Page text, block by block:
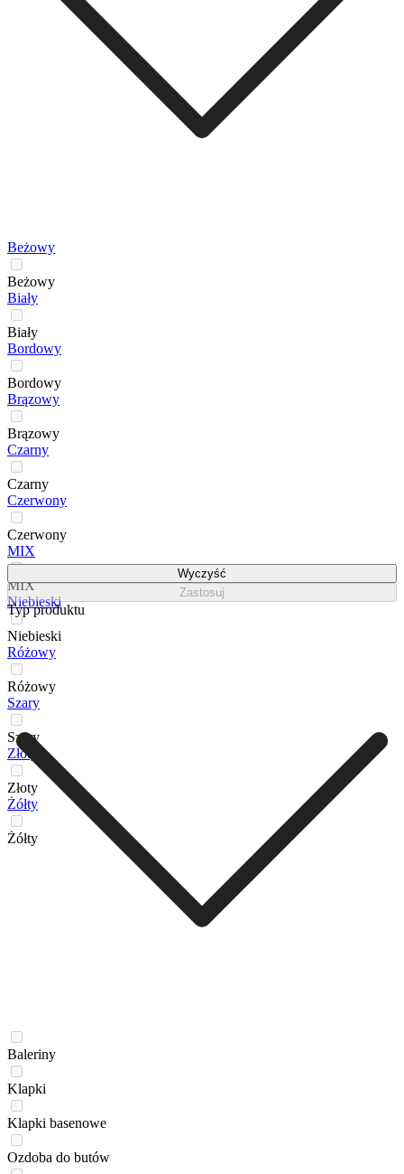
Beżowy
Beżowy
Biały
Biały
Bordowy
Bordowy
Brązowy
Brązowy
Czarny
Czarny
Czerwony
Czerwony
MIX
MIX
Niebieski
Niebieski
Różowy
Różowy
Szary
Szary
Złoty
Złoty
Żółty
Żółty
Wyczyść
Zastosuj
Typ produktu
Baleriny
Klapki
Klapki basenowe
Ozdoba do butów